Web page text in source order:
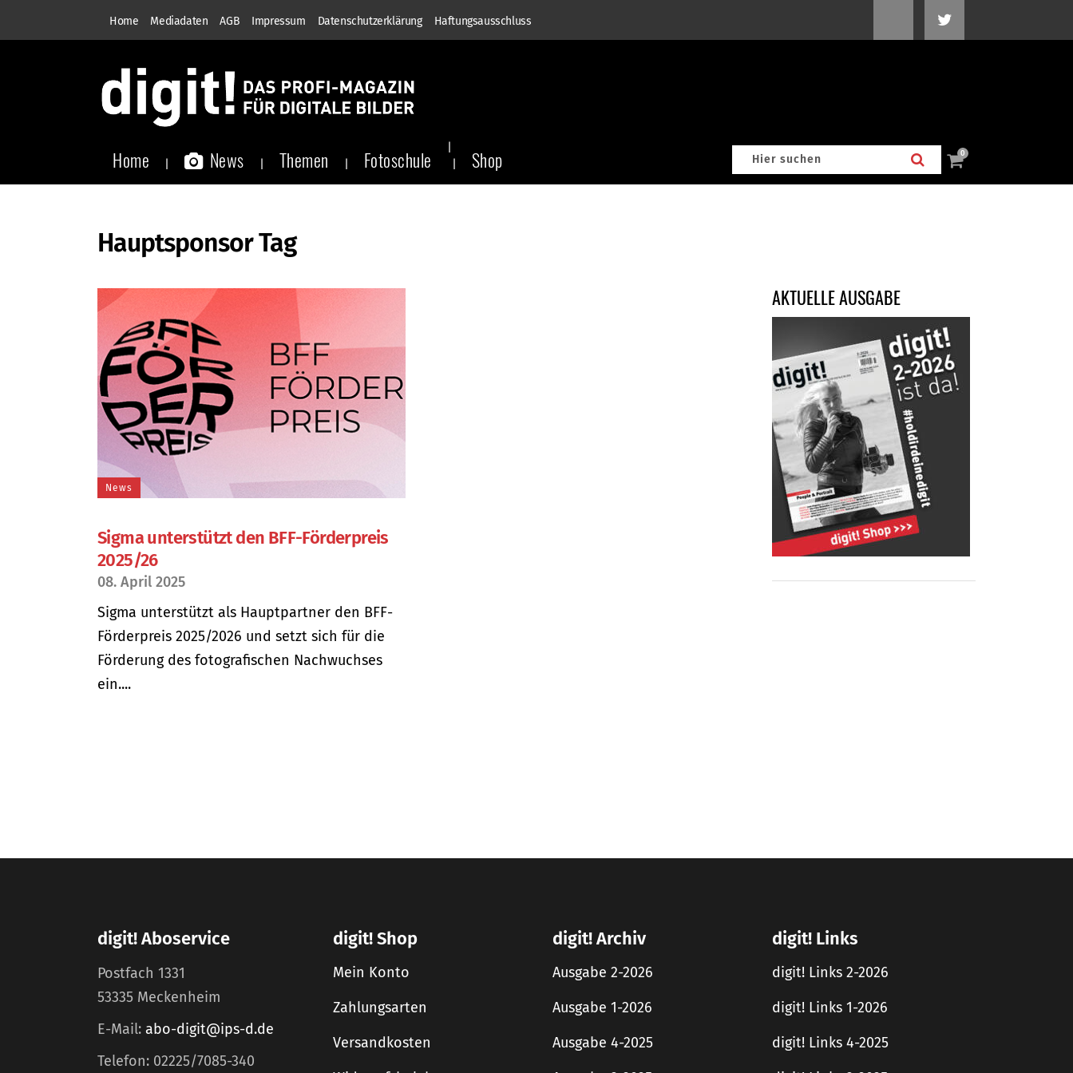
Home Mediadaten AGB Impressum Datenschutzerklärung Haftungsausschluss
Home News Themen Fotoschule Shop 0
Hauptsponsor Tag
News
Sigma unterstützt den BFF-Förderpreis
2025/26
08. April 2025
Sigma unterstützt als Hauptpartner den BFF-
Förderpreis 2025/2026 und setzt sich für die
Förderung des fotografischen Nachwuchses
ein....
AKTUELLE AUSGABE
digit! Aboservice
Postfach 1331
53335 Meckenheim
E-Mail: abo-digit@ips-d.de
Telefon: 02225/7085-340
digit! Shop
Mein Konto
Zahlungsarten
Versandkosten
digit! Archiv
Ausgabe 2-2026
Ausgabe 1-2026
Ausgabe 4-2025
digit! Links
digit! Links 2-2026
digit! Links 1-2026
digit! Links 4-2025